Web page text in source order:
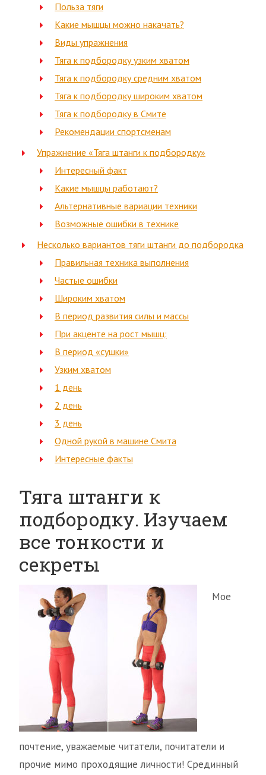
Польза тяги
Какие мышцы можно накачать?
Виды упражнения
Тяга к подбородку узким хватом
Тяга к подбородку средним хватом
Тяга к подбородку широким хватом
Тяга к подбородку в Смите
Рекомендации спортсменам
Упражнение «Тяга штанги к подбородку»
Интересный факт
Какие мышцы работают?
Альтернативные вариации техники
Возможные ошибки в технике
Несколько вариантов тяги штанги до подбородка
Правильная техника выполнения
Частые ошибки
Широким хватом
В период развития силы и массы
При акценте на рост мышц:
В период «сушки»
Узким хватом
1 день
2 день
3 день
Одной рукой в машине Смита
Интересные факты
Тяга штанги к
подбородку. Изучаем
все тонкости и
секреты
Мое
почтение, уважаемые читатели, почитатели и
прочие мимо проходящие личности! Срединный